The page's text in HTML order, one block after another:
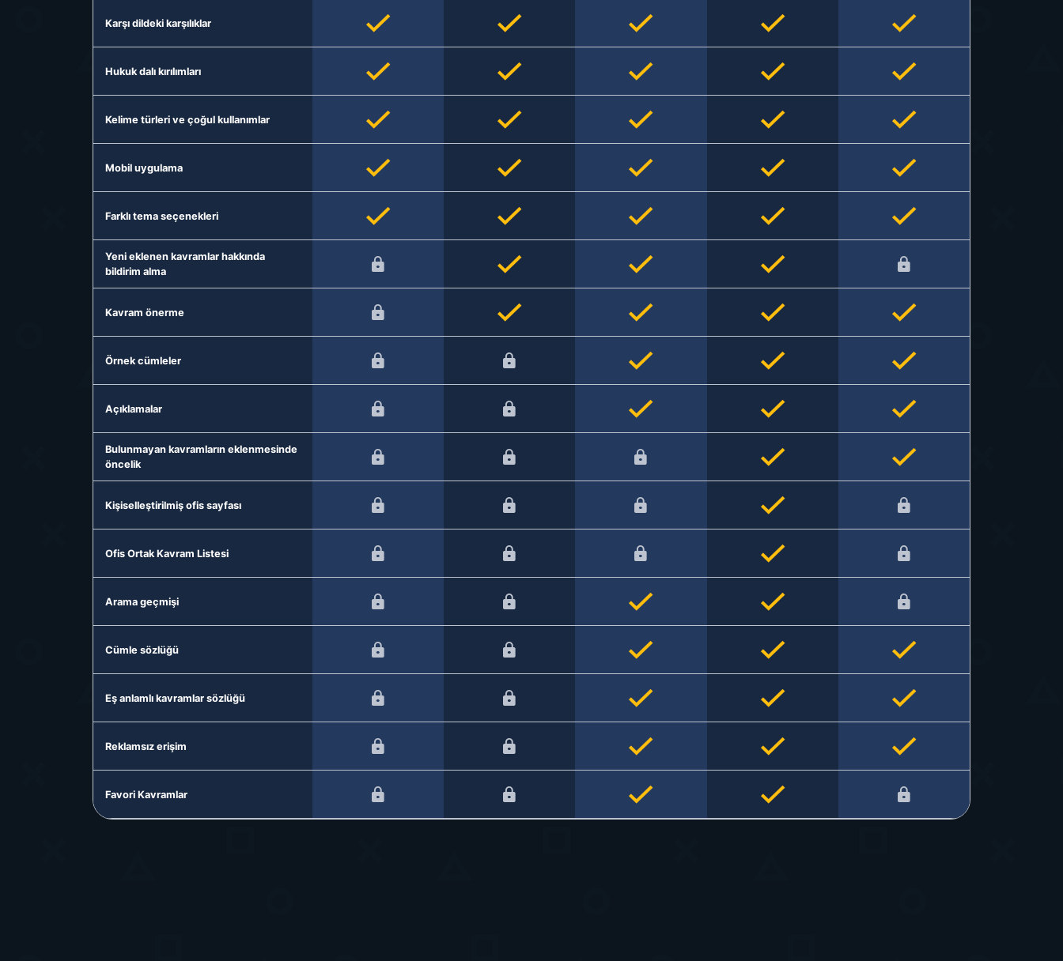
Karşı dildeki karşılıklar
Hukuk dalı kırılımları
Kelime türleri ve çoğul kullanımlar
Mobil uygulama
Farklı tema seçenekleri
Yeni eklenen kavramlar hakkında
bildirim alma
Kavram önerme
Örnek cümleler
Açıklamalar
Bulunmayan kavramların eklenmesinde
öncelik
Kişiselleştirilmiş ofis sayfası
Ofis Ortak Kavram Listesi
Arama geçmişi
Cümle sözlüğü
Eş anlamlı kavramlar sözlüğü
Reklamsız erişim
Favori Kavramlar